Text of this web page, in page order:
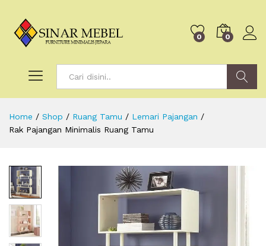
0 0
Search
Home / Shop / Ruang Tamu / Lemari Pajangan /
Rak Pajangan Minimalis Ruang Tamu